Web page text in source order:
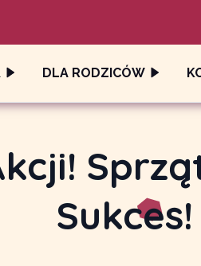
DLA RODZICÓW
Sukces!